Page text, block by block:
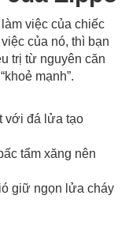
việc của chiếc
của nó, thì bạn
trị từ nguyên căn
mạnh”.
với đá lửa tạo
tẩm xăng nên
giữ ngọn lửa cháy